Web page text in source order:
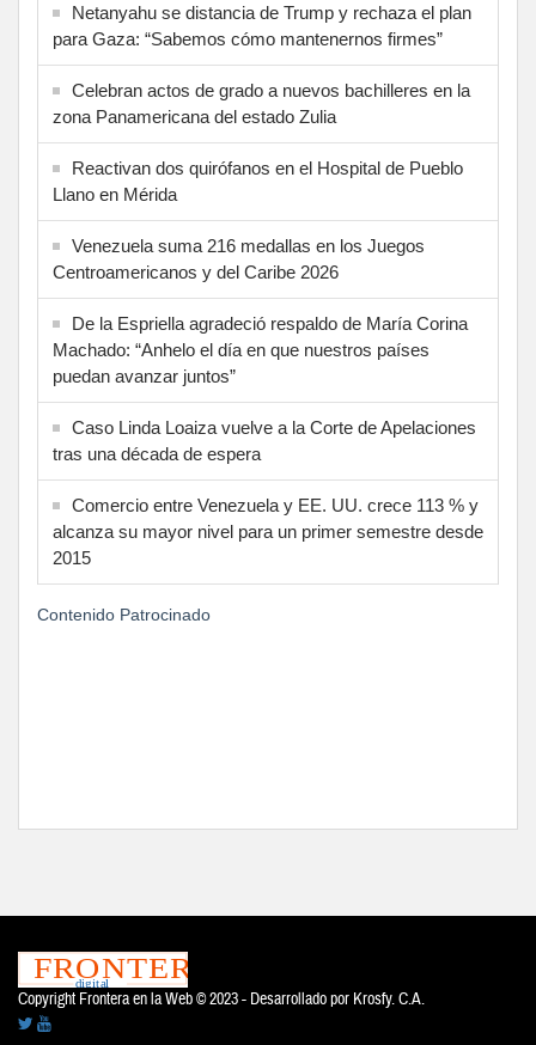
Netanyahu se distancia de Trump y rechaza el plan
para Gaza: “Sabemos cómo mantenernos firmes”
Celebran actos de grado a nuevos bachilleres en la
zona Panamericana del estado Zulia
Reactivan dos quirófanos en el Hospital de Pueblo
Llano en Mérida
Venezuela suma 216 medallas en los Juegos
Centroamericanos y del Caribe 2026
De la Espriella agradeció respaldo de María Corina
Machado: “Anhelo el día en que nuestros países
puedan avanzar juntos”
Caso Linda Loaiza vuelve a la Corte de Apelaciones
tras una década de espera
Comercio entre Venezuela y EE. UU. crece 113 % y
alcanza su mayor nivel para un primer semestre desde
2015
Contenido Patrocinado
Copyright Frontera en la Web © 2023 - Desarrollado por Krosfy. C.A.